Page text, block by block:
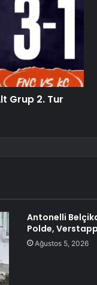
Grup 2. Tur
Antonelli
Polde,
Ağustos 5, 2026